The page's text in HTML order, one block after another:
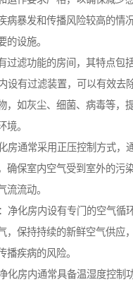
病暴发和传播风险较高的情
的设施。
过滤功能的房间，其特点包括
设有过滤装置，可以有效去
，如灰尘、细菌、病毒等，
境。
房通常采用正压控制方式，
确保室内空气受到室外的污
流流动。
净化房内设有专门的空气循
，保持持续的新鲜空气供应
播疾病的风险。
化房内通常具备温湿度控制